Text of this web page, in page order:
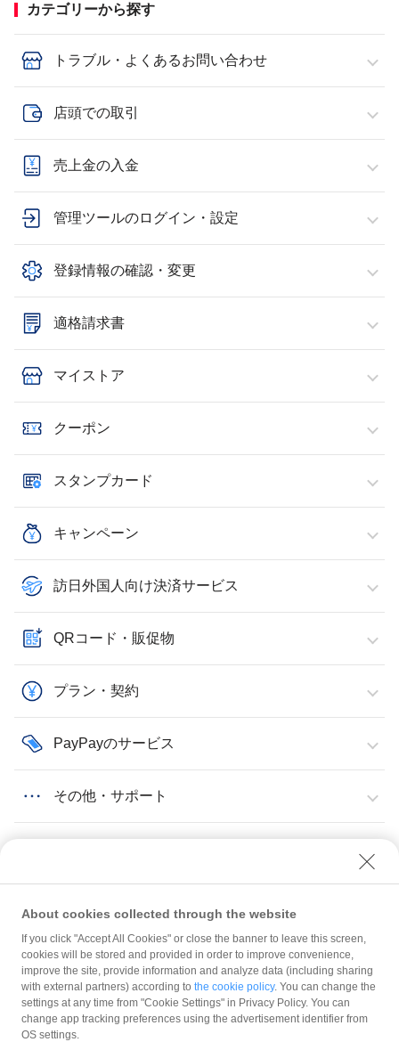
カテゴリーから探す
トラブル・よくあるお問い合わせ
店頭での取引
売上金の入金
管理ツールのログイン・設定
登録情報の確認・変更
適格請求書
マイストア
クーポン
スタンプカード
キャンペーン
訪日外国人向け決済サービス
QRコード・販促物
プラン・契約
PayPayのサービス
その他・サポート
登録情報の確認・変更
ストア情報
PayPayアプリのマップに表示されるピンの位置を修正する
規約
ガイドライン
About cookies collected through the website
If you click "Accept All Cookies" or close the banner to leave this screen,
cookies will be stored and provided in order to improve convenience,
improve the site, provide information and analyze data (including sharing
with external partners) according to the cookie policy. You can change the
settings at any time from "Cookie Settings" in Privacy Policy. You can
change app tracking preferences using the advertisement identifier from
OS settings.